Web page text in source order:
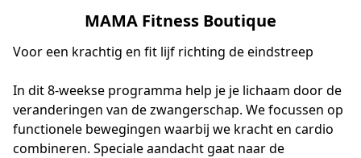
MAMA Fitness Boutique
Voor een krachtig en fit lijf richting de eindstreep
In dit 8-weekse programma help je je lichaam door de
veranderingen van de zwangerschap. We focussen op
functionele bewegingen waarbij we kracht en cardio
combineren. Speciale aandacht gaat naar de